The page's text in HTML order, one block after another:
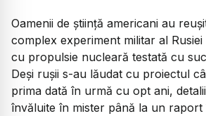
Oamenii de știință americani au
complex experiment militar al
cu propulsie nucleară testată cu
Deși rușii s-au lăudat cu proiectul
prima dată în urmă cu opt ani,
învăluite în mister până la un raport